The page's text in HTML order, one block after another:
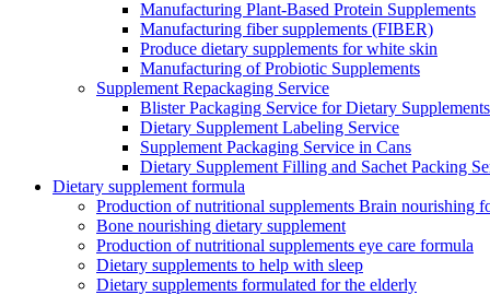
Manufacturing Plant-Based Protein Supplements
Manufacturing fiber supplements (FIBER)
Produce dietary supplements for white skin
Manufacturing of Probiotic Supplements
Supplement Repackaging Service
Blister Packaging Service for Dietary Supplements​
Dietary Supplement Labeling Service
Supplement Packaging Service in Cans
Dietary Supplement Filling and Sachet Packing
Dietary supplement formula
Production of nutritional supplements Brain nourishing
Bone nourishing dietary supplement
Production of nutritional supplements eye care formula
Dietary supplements to help with sleep
Dietary supplements formulated for the elderly